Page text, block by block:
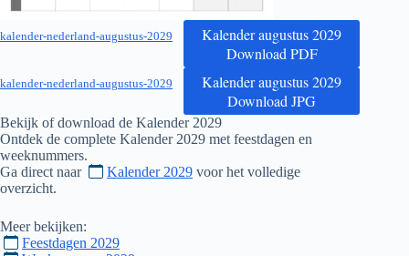
kalender-nederland-augustus-2029
Kalender augustus 2029
Download PDF
kalender-nederland-augustus-2029
Kalender augustus 2029
Download JPG
Bekijk of download de Kalender 2029
Ontdek de complete Kalender 2029 met feestdagen en
weeknummers.
Ga direct naar
Kalender 2029 voor het volledige
overzicht.
Meer bekijken:
Feestdagen 2029